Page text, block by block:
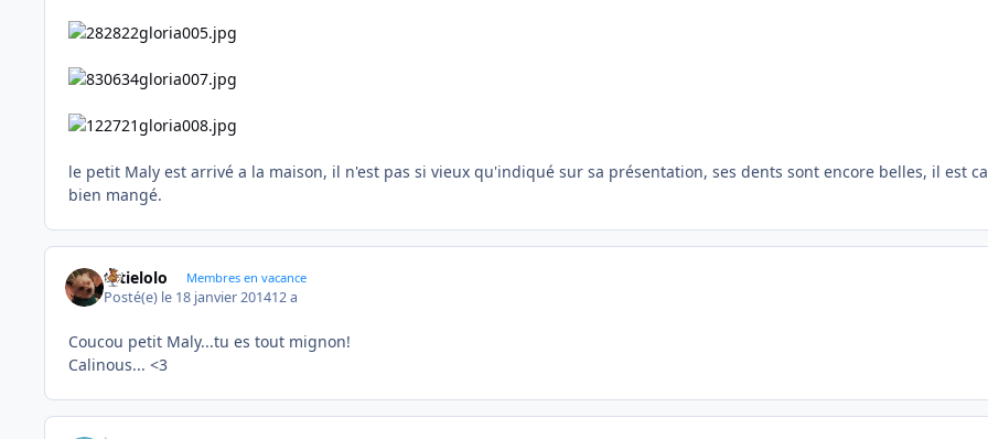
le petit Maly est arrivé a la maison, il n'est pas si vieux qu'indiqué sur sa présentation, ses dents sont encore belles, il est
bien mangé.
tatielolo Membres en vacance
Posté(e) le 18 janvier 201412 a
Coucou petit Maly...tu es tout mignon!
Calinous... <3